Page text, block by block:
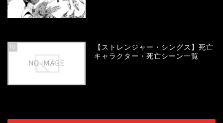
10
【ストレンジャー・シングス】死亡
キャラクター・死亡シーン一覧